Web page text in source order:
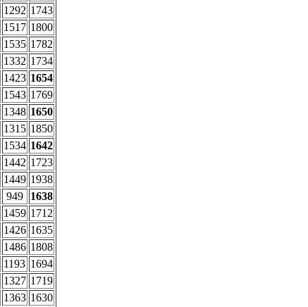
1292 1743
1517 1800
1535 1782
1332 1734
1423 1654
1543 1769
1348 1650
1315 1850
1534 1642
1442 1723
1449 1938
949
1638
1459 1712
1426 1635
1486 1808
1193 1694
1327 1719
1363 1630